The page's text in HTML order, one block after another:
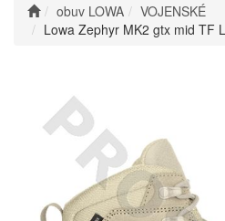
obuv LOWA
VOJENSKÉ
Lowa Zephyr MK2 gtx mid TF